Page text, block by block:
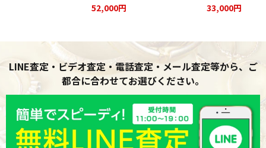
52,000円 33,000円
LINE査定・ビデオ査定・電話査定・メール査定等から、ご
都合に合わせてお選びください。